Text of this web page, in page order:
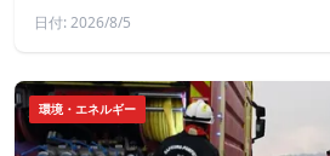
日付: 2026/8/5
環境・エネルギー